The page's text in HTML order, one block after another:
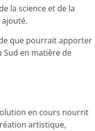
la science et de la
ajouté.
que pourrait apporter
Sud en matière de
en cours nourrit
artistique,